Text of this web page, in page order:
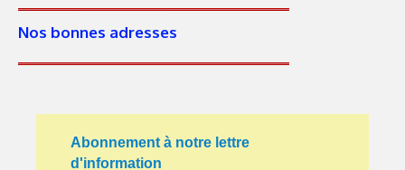
Nos bonnes adresses
Abonnement à notre lettre
d'information